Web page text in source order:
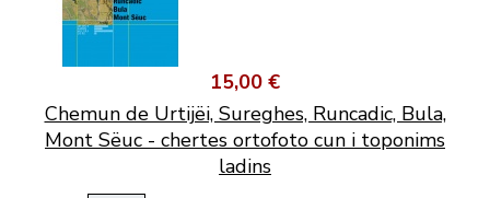
15,00 €
Chemun de Urtijëi, Sureghes, Runcadic, Bula,
Mont Sëuc - chertes ortofoto cun i toponims
ladins